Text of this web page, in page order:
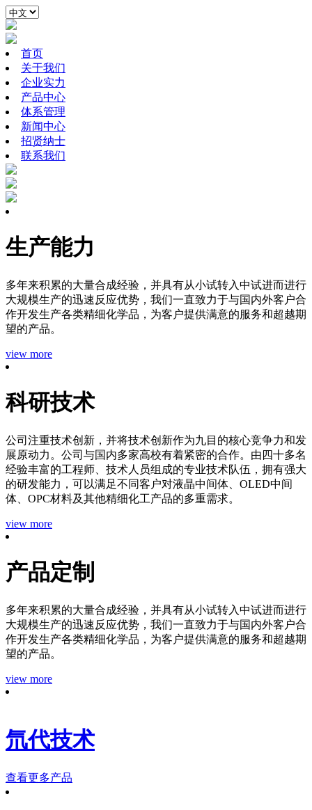
首页
关于我们
企业实力
产品中心
体系管理
新闻中心
招贤纳士
联系我们
生产能力
多年来积累的大量合成经验，并具有从小试转入中试进而进行
大规模生产的迅速反应优势，我们一直致力于与国内外客户合
作开发生产各类精细化学品，为客户提供满意的服务和超越期
望的产品。
view more
科研技术
公司注重技术创新，并将技术创新作为九目的核心竞争力和发
展原动力。公司与国内多家高校有着紧密的合作。由四十多名
经验丰富的工程师、技术人员组成的专业技术队伍，拥有强大
的研发能力，可以满足不同客户对液晶中间体、OLED中间
体、OPC材料及其他精细化工产品的多重需求。
view more
产品定制
多年来积累的大量合成经验，并具有从小试转入中试进而进行
大规模生产的迅速反应优势，我们一直致力于与国内外客户合
作开发生产各类精细化学品，为客户提供满意的服务和超越期
望的产品。
view more
氘代技术
查看更多产品